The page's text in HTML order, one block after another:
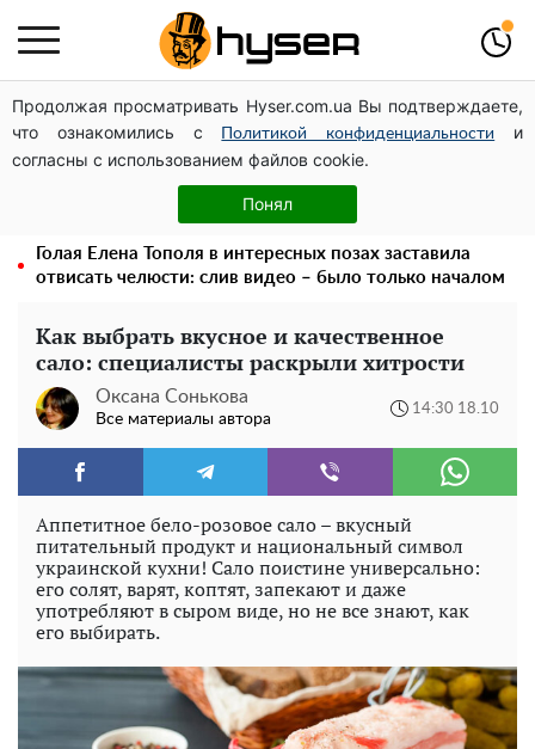
Продолжая просматривать Hyser.com.ua Вы подтверждаете,
что ознакомились с
Политикой конфиденциальности
и
согласны с использованием файлов cookie.
Понял
Может ли Почтовая площадь стать главной точкой
входа в исторический Киев
Дроны с наценкой: Александр Конотопский вывел
миллионы оборонного бюджета через фиктивную
фирму в Эстонии
Голая Елена Тополя в интересных позах заставила
отвисать челюсти: слив видео – было только началом
Как выбрать вкусное и качественное
сало: специалисты раскрыли хитрости
Оксана Сонькова
Все материалы автора
14:30 18.10
Аппетитное бело-розовое сало – вкусный
питательный продукт и национальный символ
украинской кухни! Сало поистине универсально:
его солят, варят, коптят, запекают и даже
употребляют в сыром виде, но не все знают, как
его выбирать.